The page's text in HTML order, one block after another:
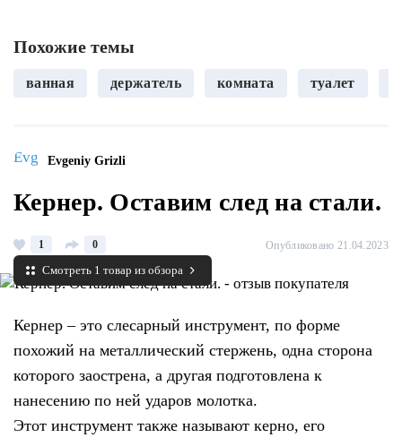
Похожие темы
ванная держатель комната туалет
Evgeniy Grizli
Кернер. Оставим след на стали.
1 0 Опубликовано 21.04.2023
Смотреть 1 товар из обзора
Кернер – это слесарный инструмент, по форме
похожий на металлический стержень, одна сторона
которого заострена, а другая подготовлена к
нанесению по ней ударов молотка.
Этот инструмент также называют керно, его